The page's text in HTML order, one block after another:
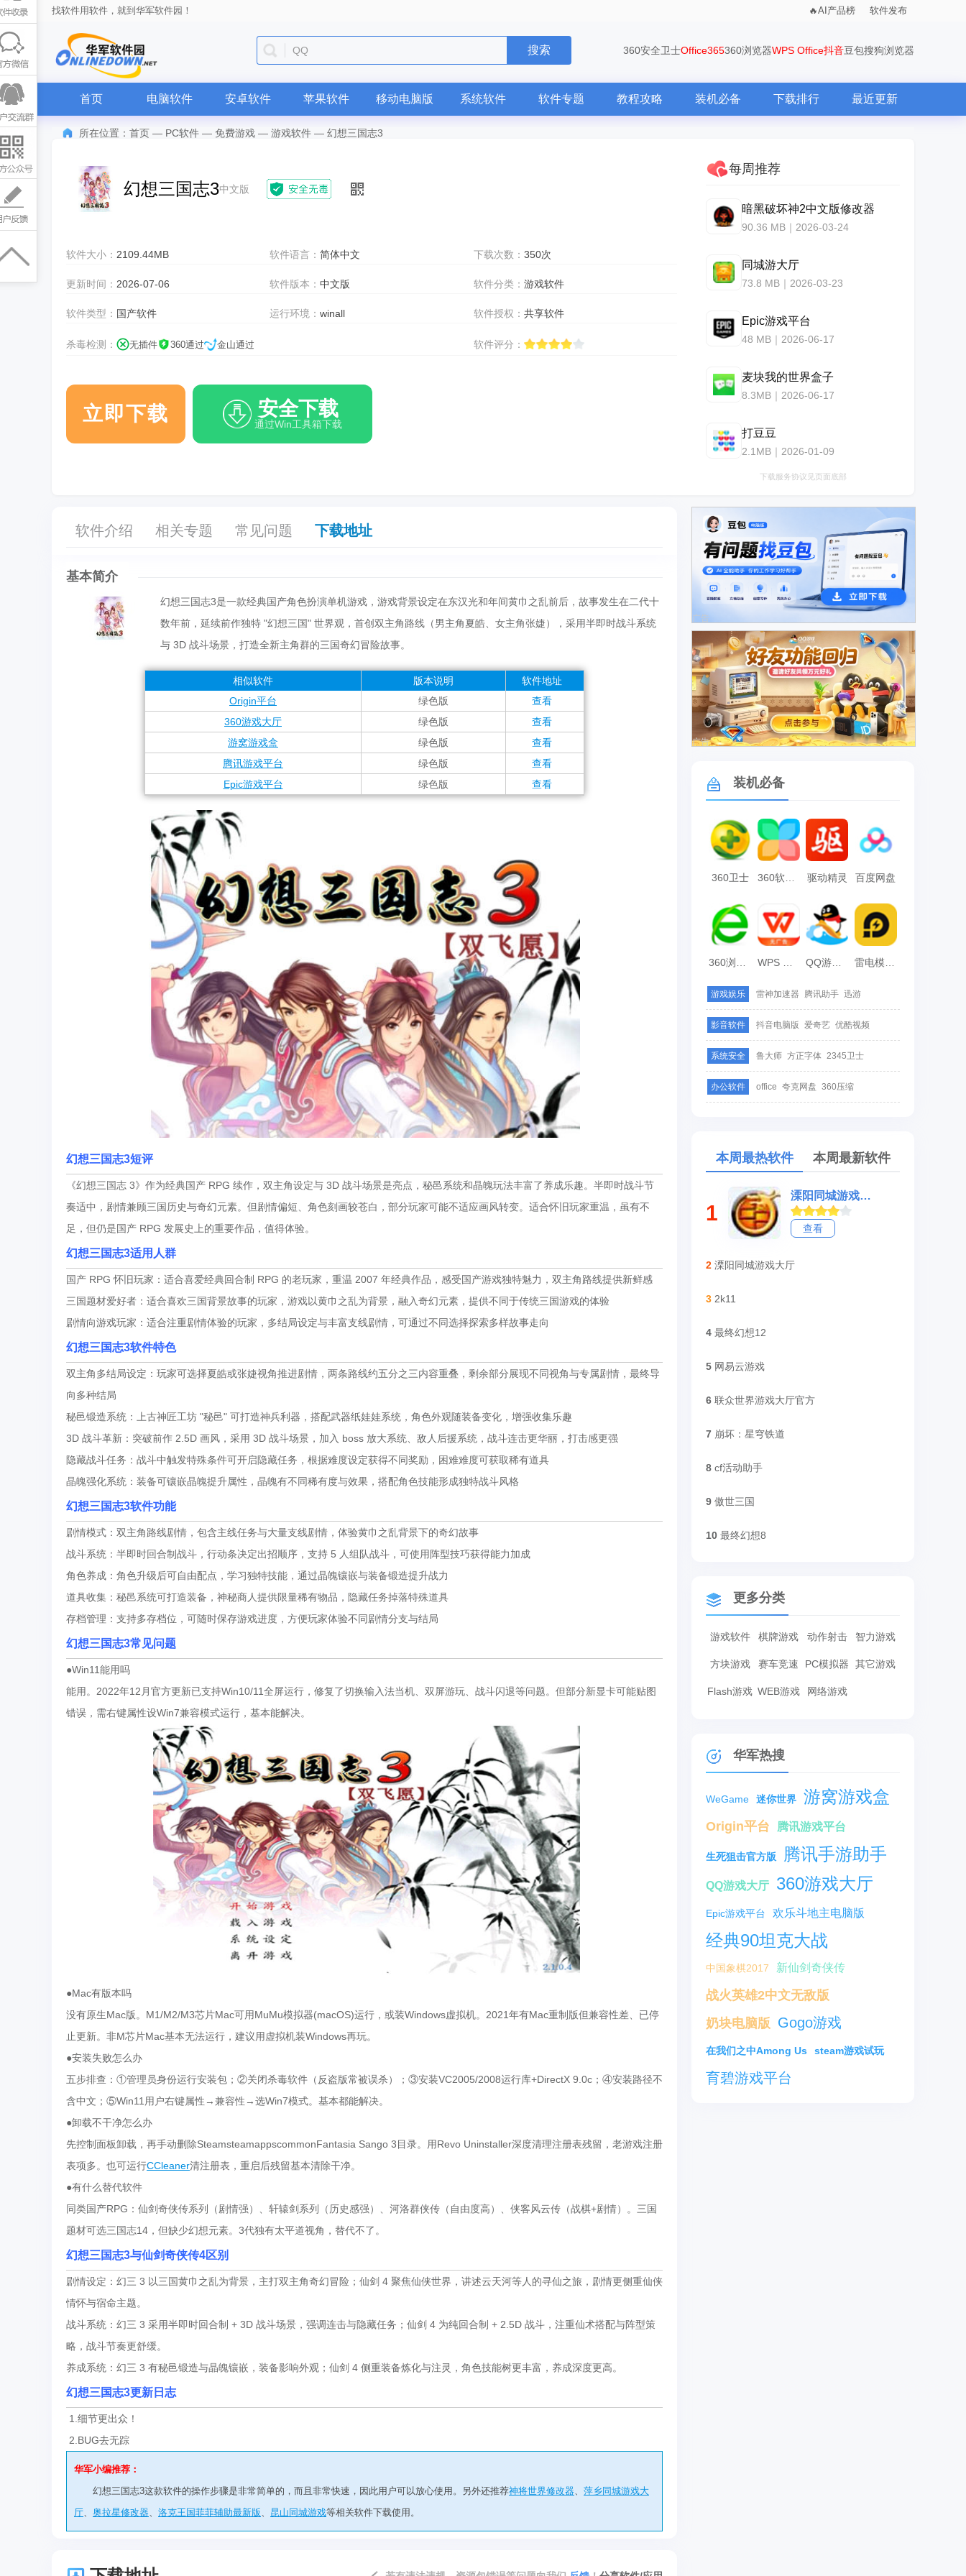
找软件用软件，就到华军软件园！ AI产品榜 软件发布
QQ 搜索 360安全卫士Office365360浏览器WPS Office抖音豆包搜狗浏览器
首页 电脑软件 安卓软件 苹果软件 移动电脑版 系统软件 软件专题 教程攻略 装机必备 下载排行 最近更新
所在位置： 首页 — PC软件 — 免费游戏 — 游戏软件 — 幻想三国志3
幻想三国志3中文版
软件大小： 2109.44MB 软件语言：简体中文 下载次数： 350次
更新时间： 2026-07-06 软件版本：中文版 软件分类： 游戏软件
软件类型： 国产软件 运行环境：winall 软件授权： 共享软件
杀毒检测： 无插件 360通过 金山通过 软件评分：
立即下载 安全下载
通过Win工具箱下载
每周推荐
暗黑破坏神2中文版修改器
90.36 MB｜2026-03-24
同城游大厅
73.8 MB｜2026-03-23
Epic游戏平台
48 MB｜2026-06-17
麦块我的世界盒子
8.3MB｜2026-06-17
打豆豆
2.1MB｜2026-01-09
下载服务协议见页面底部
软件介绍 相关专题 常见问题 下载地址
基本简介
幻想三国志3是一款经典国产角色扮演单机游戏，游戏背景设定在东汉光和年间黄巾之乱前后，故事发生在二代十
数年前，延续前作独特 "幻想三国" 世界观，首创双主角路线（男主角夏皓、女主角张婕），采用半即时战斗系统
与 3D 战斗场景，打造全新主角群的三国奇幻冒险故事。
相似软件 版本说明
软件地址
Origin平台
绿色版
查看
360游戏大厅
绿色版
查看
游窝游戏盒
绿色版
查看
腾讯游戏平台
绿色版
查看
Epic游戏平台
绿色版 查看
幻想三国志3短评
《幻想三国志 3》作为经典国产 RPG 续作，双主角设定与 3D 战斗场景是亮点，秘邑系统和晶魄玩法丰富了养成乐趣。半即时战斗节
奏适中，剧情兼顾三国历史与奇幻元素。但剧情偏短、角色刻画较苍白，部分玩家可能不适应画风转变。适合怀旧玩家重温，虽有不
足，但仍是国产 RPG 发展史上的重要作品，值得体验。
幻想三国志3适用人群
国产 RPG 怀旧玩家：适合喜爱经典回合制 RPG 的老玩家，重温 2007 年经典作品，感受国产游戏独特魅力，双主角路线提供新鲜感
三国题材爱好者：适合喜欢三国背景故事的玩家，游戏以黄巾之乱为背景，融入奇幻元素，提供不同于传统三国游戏的体验
剧情向游戏玩家：适合注重剧情体验的玩家，多结局设定与丰富支线剧情，可通过不同选择探索多样故事走向
幻想三国志3软件特色
双主角多结局设定：玩家可选择夏皓或张婕视角推进剧情，两条路线约五分之三内容重叠，剩余部分展现不同视角与专属剧情，最终导
向多种结局
秘邑锻造系统：上古神匠工坊 "秘邑" 可打造神兵利器，搭配武器纸娃娃系统，角色外观随装备变化，增强收集乐趣
3D 战斗革新：突破前作 2.5D 画风，采用 3D 战斗场景，加入 boss 放大系统、敌人后援系统，战斗连击更华丽，打击感更强
隐藏战斗任务：战斗中触发特殊条件可开启隐藏任务，根据难度设定获得不同奖励，困难难度可获取稀有道具
晶魄强化系统：装备可镶嵌晶魄提升属性，晶魄有不同稀有度与效果，搭配角色技能形成独特战斗风格
幻想三国志3软件功能
剧情模式：双主角路线剧情，包含主线任务与大量支线剧情，体验黄巾之乱背景下的奇幻故事
战斗系统：半即时回合制战斗，行动条决定出招顺序，支持 5 人组队战斗，可使用阵型技巧获得能力加成
角色养成：角色升级后可自由配点，学习独特技能，通过晶魄镶嵌与装备锻造提升战力
道具收集：秘邑系统可打造装备，神秘商人提供限量稀有物品，隐藏任务掉落特殊道具
存档管理：支持多存档位，可随时保存游戏进度，方便玩家体验不同剧情分支与结局
幻想三国志3常见问题
●Win11能用吗
能用。2022年12月官方更新已支持Win10/11全屏运行，修复了切换输入法当机、双屏游玩、战斗闪退等问题。但部分新显卡可能贴图
错误，需右键属性设Win7兼容模式运行，基本能解决。
●Mac有版本吗
没有原生Mac版。M1/M2/M3芯片Mac可用MuMu模拟器(macOS)运行，或装Windows虚拟机。2021年有Mac重制版但兼容性差、已停
止更新。非M芯片Mac基本无法运行，建议用虚拟机装Windows再玩。
●安装失败怎么办
五步排查：①管理员身份运行安装包；②关闭杀毒软件（反盗版常被误杀）；③安装VC2005/2008运行库+DirectX 9.0c；④安装路径不
含中文；⑤Win11用户右键属性→兼容性→选Win7模式。基本都能解决。
●卸载不干净怎么办
先控制面板卸载，再手动删除SteamsteamappscommonFantasia Sango 3目录。用Revo Uninstaller深度清理注册表残留，老游戏注册
表项多。也可运行CCleaner清注册表，重启后残留基本清除干净。
●有什么替代软件
同类国产RPG：仙剑奇侠传系列（剧情强）、轩辕剑系列（历史感强）、河洛群侠传（自由度高）、侠客风云传（战棋+剧情）。三国
题材可选三国志14，但缺少幻想元素。3代独有太平道视角，替代不了。
幻想三国志3与仙剑奇侠传4区别
剧情设定：幻三 3 以三国黄巾之乱为背景，主打双主角奇幻冒险；仙剑 4 聚焦仙侠世界，讲述云天河等人的寻仙之旅，剧情更侧重仙侠
情怀与宿命主题。
战斗系统：幻三 3 采用半即时回合制 + 3D 战斗场景，强调连击与隐藏任务；仙剑 4 为纯回合制 + 2.5D 战斗，注重仙术搭配与阵型策
略，战斗节奏更舒缓。
养成系统：幻三 3 有秘邑锻造与晶魄镶嵌，装备影响外观；仙剑 4 侧重装备炼化与注灵，角色技能树更丰富，养成深度更高。
幻想三国志3更新日志
1.细节更出众！
2.BUG去无踪
华军小编推荐：
幻想三国志3这款软件的操作步骤是非常简单的，而且非常快速，因此用户可以放心使用。另外还推荐神将世界修改器、 萍乡同城游戏大
厅、 奥拉星修改器、 洛克王国菲菲辅助最新版、 昆山同城游戏等相关软件下载使用。
广告
广告
装机必备
360卫士 360软件管家 驱动精灵 百度网盘
雷电模拟器
游戏娱乐 雷神加速器 腾讯助手 迅游
影音软件 抖音电脑版 爱奇艺 优酷视频
系统安全 鲁大师 方正字体 2345卫士
办公软件 office 夸克网盘 360压缩
本周最热软件 本周最新软件
1
溧阳同城游戏大厅
查看
2 溧阳同城游戏大厅
3 2k11
4 最终幻想12
5 网易云游戏
6 联众世界游戏大厅官方
7 崩坏：星穹铁道
8 cf活动助手
9 傲世三国
10 最终幻想8
更多分类
游戏软件 棋牌游戏 动作射击 智力游戏
方块游戏 赛车竞速 PC模拟器 其它游戏
Flash游戏 WEB游戏 网络游戏
华军热搜
WeGame 迷你世界 游窝游戏盒
Origin平台 腾讯游戏平台
生死狙击官方版 腾讯手游助手
QQ游戏大厅 360游戏大厅
Epic游戏平台 欢乐斗地主电脑版
经典90坦克大战
中国象棋2017 新仙剑奇侠传
战火英雄2中文无敌版
奶块电脑版 Gogo游戏
在我们之中Among Us steam游戏试玩
育碧游戏平台